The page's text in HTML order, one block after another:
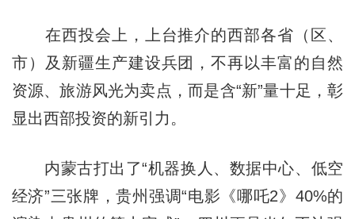
在西投会上，上台推介的西部各省（区、
市）及新疆生产建设兵团，不再以丰富的自然
资源、旅游风光为卖点，而是含“新”量十足，彰
显出西部投资的新引力。
内蒙古打出了“机器换人、数据中心、低空
经济”三张牌，贵州强调“电影《哪吒2》40%的